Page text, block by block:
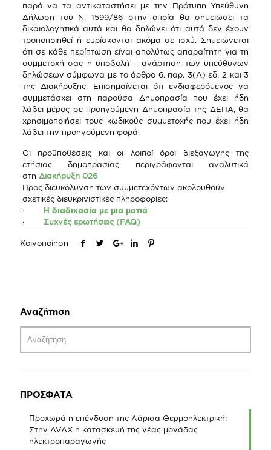
παρά να τα αντικαταστήσει με την Πρότυπη Υπεύθυνη
Δήλωση του Ν. 1599/86 στην οποία θα σημειώσει τα
δικαιολογητικά αυτά και θα δηλώνει ότι αυτά δεν έχουν
τροποποιηθεί ή ευρίσκονται ακόμα σε ισχύ. Σημειώνεται
ότι σε κάθε περίπτωση είναι απολύτως απαραίτητη για τη
συμμετοχή σας η υποβολή – ανάρτηση των υπεύθυνων
δηλώσεων σύμφωνα με το άρθρο 6. παρ. 3(Α) εδ. 2 και 3
της Διακήρυξης. Επισημαίνεται ότι ενδιαφερόμενος να
συμμετάσχει στη παρούσα Δημοπρασία που έχει ήδη
λάβει μέρος σε προηγούμενη Δημοπρασία της ΔΕΠΑ, θα
χρησιμοποιήσει τους κωδικούς συμμετοχής που έχει ήδη
λάβει την προηγούμενη φορά.
Οι προϋποθέσεις και οι λοιποί όροι διεξαγωγής της
ετήσιας δημοπρασίας περιγράφονται αναλυτικά
στη Διακήρυξη 026
Προς διευκόλυνση των συμμετεχόντων ακολουθούν
σχετικές διευκρινιστικές πληροφορίες:
·
Η διαδικασία με μια ματιά
· Συχνές ερωτήσεις (FAQ)
Κοινοποίηση
Αναζήτηση
ΠΡΟΣΦΑΤΑ
Προχωρά η επένδυση της Λάρισα Θερμοηλεκτρική:
Στην AVAX η κατασκευή της νέας μονάδας
ηλεκτροπαραγωγής